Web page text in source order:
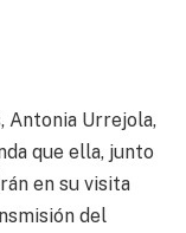
Antonia Urrejola,
que ella, junto
en su visita
del